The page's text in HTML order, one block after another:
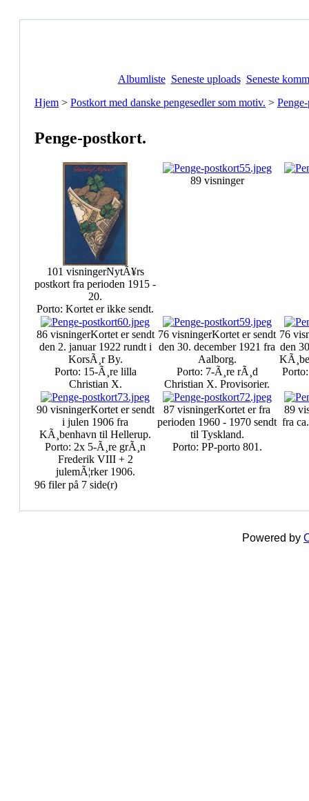
Albumliste Seneste uploads Seneste
Hjem > Postkort med danske pengesedler som motiv. >
Penge-postkort.
101 visningerNytÃ¥rs
postkort fra perioden 1915 -
20.
Porto: Kortet er ikke sendt.
89 visninger
86 visningerKortet er sendt
den 2. januar 1922 rundt i
KorsÃ¸r By.
Porto: 15-Ã¸re lilla
Christian X.
76 visningerKortet er sendt
den 30. december 1921 fra
Aalborg.
Porto: 7-Ã¸re rÃ¸d
Christian X. Provisorier.
76
den
90 visningerKortet er sendt
i julen 1906 fra
KÃ¸benhavn til Hellerup.
Porto: 2x 5-Ã¸re grÃ¸n
Frederik VIII + 2
julemÃ¦rker 1906.
87 visningerKortet er fra
perioden 1960 - 1970 sendt
til Tyskland.
Porto: PP-porto 801.
89
fra
96 filer på 7 side(r)
Powered by